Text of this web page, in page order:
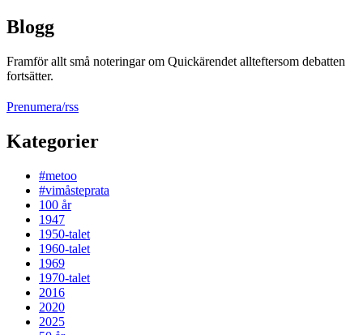
Blogg
Framför allt små noteringar om Quickärendet allteftersom debatten
fortsätter.
Prenumera/rss
Kategorier
#metoo
#vimåsteprata
100 år
1947
1950-talet
1960-talet
1969
1970-talet
2016
2020
2025